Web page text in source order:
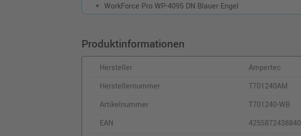
WorkForce Pro WP-4095 DN Blauer Engel
Produktinformationen
Hersteller
Ampertec
Herstellernummer
T701240AM
Artikelnummer
T701240-WB
EAN
4255872438840